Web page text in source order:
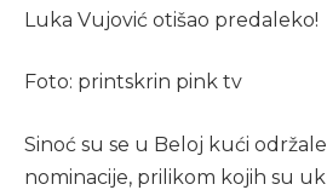
Luka Vujović otišao predaleko!
Foto: printskrin pink tv
Sinoć su se u Beloj kući
nominacije, prilikom kojih su